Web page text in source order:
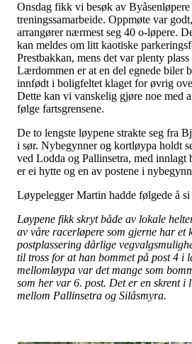
Onsdag fikk vi besøk av
treningssamarbeide. Oppmøte var
arrangører nærmest seg 40 o-løpere.
kan meldes om litt kaotiske
Prestbakkan, mens det var plenty
Lærdommen er at en del egnede biler
innfødt i boligfeltet klaget for øvrig
Dette kan vi vanskelig gjøre noe med
følge fartsgrensene.
De to lengste løypene strakte seg fra
i sør. Nybegynner og kortløypa holdt
ved Lodda og Pallinsetra, med
er ei hytte og en av postene i
Løypelegger Martin hadde følgede å
Løypene fikk skryt både av lokale
av våre racerløpere som gjerne har et
postplassering dårlige
til tross for at han bommet på post 4 i
mellomløypa var det mange som
som her var 6. post. Det er en skrent i
mellom Pallinsetra og Silåsmyra.